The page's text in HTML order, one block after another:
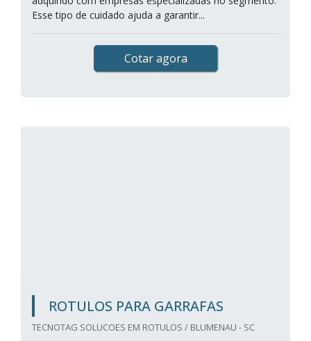
Esse tipo de cuidado ajuda a garantir...
Cotar agora
ROTULOS PARA GARRAFAS
TECNOTAG SOLUCOES EM ROTULOS / BLUMENAU - SC